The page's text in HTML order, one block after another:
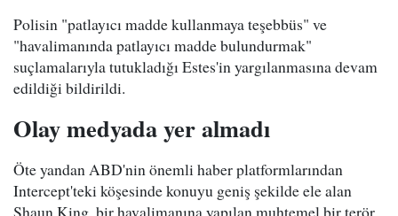
Polisin "patlayıcı madde kullanmaya teşebbüs" ve
"havalimanında patlayıcı madde bulundurmak"
suçlamalarıyla tutukladığı Estes'in yargılanmasına devam
edildiği bildirildi.
Olay medyada yer almadı
Öte yandan ABD'nin önemli haber platformlarından
Intercept'teki köşesinde konuyu geniş şekilde ele alan
Shaun King, bir havalimanına yapılan muhtemel bir terör